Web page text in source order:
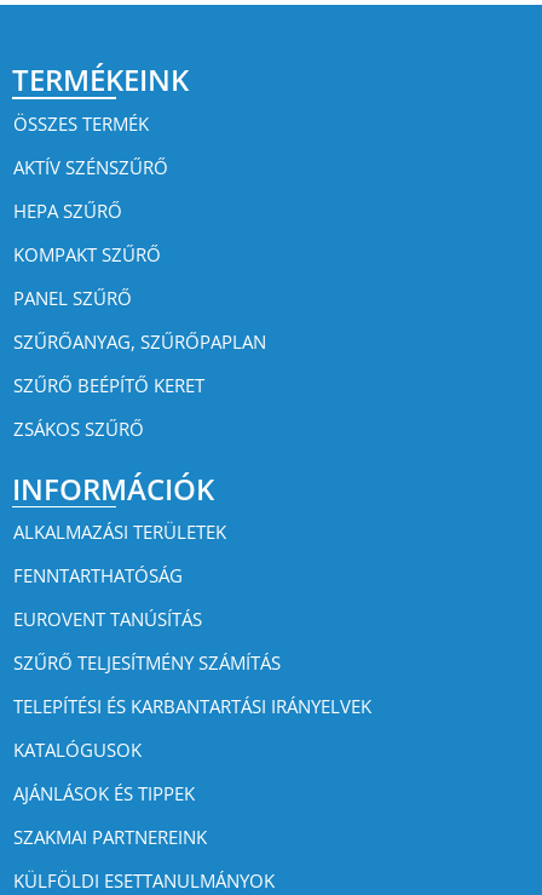
TERMÉKEINK
ÖSSZES TERMÉK
AKTÍV SZÉNSZŰRŐ
HEPA SZŰRŐ
KOMPAKT SZŰRŐ
PANEL SZŰRŐ
SZŰRŐANYAG, SZŰRŐPAPLAN
SZŰRŐ BEÉPÍTŐ KERET
ZSÁKOS SZŰRŐ
INFORMÁCIÓK
ALKALMAZÁSI TERÜLETEK
FENNTARTHATÓSÁG
EUROVENT TANÚSÍTÁS
SZŰRŐ TELJESÍTMÉNY SZÁMÍTÁS
TELEPÍTÉSI ÉS KARBANTARTÁSI IRÁNYELVEK
KATALÓGUSOK
AJÁNLÁSOK ÉS TIPPEK
SZAKMAI PARTNEREINK
KÜLFÖLDI ESETTANULMÁNYOK